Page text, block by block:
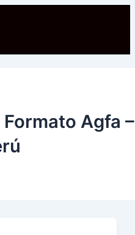
Agfa –